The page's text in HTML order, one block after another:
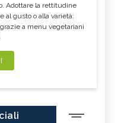
Adottare la rettitudine
al gusto o alla varietà:
a menu vegetariani